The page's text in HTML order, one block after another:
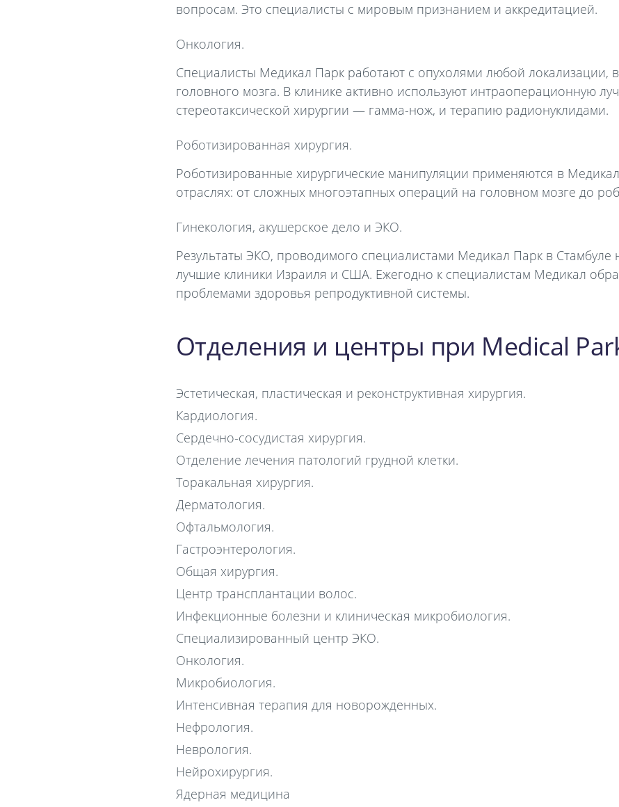
вопросам. Это специалисты с мировым признанием и аккредитацией.
Онкология.
Специалисты Медикал Парк работают с опухолями любой локализации,
головного мозга. В клинике активно используют интраоперационную
стереотаксической хирургии — гамма-нож, и терапию радионуклидами.
Роботизированная хирургия.
Роботизированные хирургические манипуляции применяются в
отраслях: от сложных многоэтапных операций на головном мозге до
Гинекология, акушерское дело и ЭКО.
Результаты ЭКО, проводимого специалистами Медикал Парк в Стамбуле
лучшие клиники Израиля и США. Ежегодно к специалистам Медикал
проблемами здоровья репродуктивной системы.
Отделения и центры при Medical
Эстетическая, пластическая и реконструктивная хирургия.
Кардиология.
Сердечно-сосудистая хирургия.
Отделение лечения патологий грудной клетки.
Торакальная хирургия.
Дерматология.
Офтальмология.
Гастроэнтерология.
Общая хирургия.
Центр трансплантации волос.
Инфекционные болезни и клиническая микробиология.
Специализированный центр ЭКО.
Онкология.
Микробиология.
Интенсивная терапия для новорожденных.
Нефрология.
Неврология.
Нейрохирургия.
Ядерная медицина